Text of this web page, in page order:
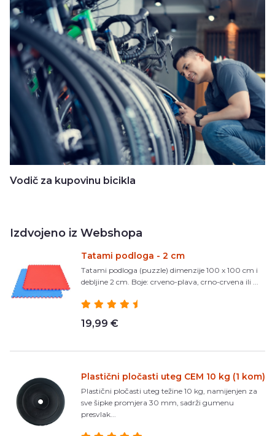
Vodič za kupovinu bicikla
Izdvojeno iz Webshopa
Tatami podloga - 2 cm
Tatami podloga (puzzle) dimenzije 100 x 100 cm i
debljine 2 cm. Boje: crveno-plava, crno-crvena ili ...
19,99 €
Plastični pločasti uteg CEM 10 kg (1 kom)
Plastični pločasti uteg težine 10 kg, namijenjen za
sve šipke promjera 30 mm, sadrži gumenu
presvlak...